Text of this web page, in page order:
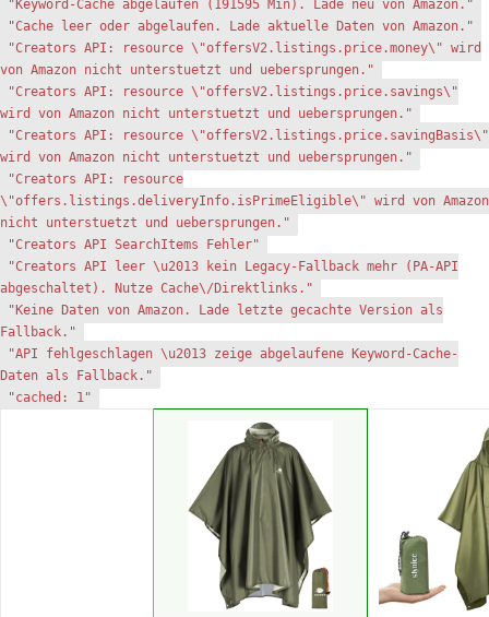
"Keyword-Cache abgelaufen (191595 Min). Lade neu von Amazon."
"Cache leer oder abgelaufen. Lade aktuelle Daten von Amazon."
"Creators API: resource \"offersV2.listings.price.money\" wird
von Amazon nicht unterstuetzt und uebersprungen."
"Creators API: resource \"offersV2.listings.price.savings\"
wird von Amazon nicht unterstuetzt und uebersprungen."
"Creators API: resource \"offersV2.listings.price.savingBasis\"
wird von Amazon nicht unterstuetzt und uebersprungen."
"Creators API: resource
\"offers.listings.deliveryInfo.isPrimeEligible\" wird von Amazon
nicht unterstuetzt und uebersprungen."
"Creators API SearchItems Fehler"
"Creators API leer \u2013 kein Legacy-Fallback mehr (PA-API
abgeschaltet). Nutze Cache\/Direktlinks."
"Keine Daten von Amazon. Lade letzte gecachte Version als
Fallback."
"API fehlgeschlagen \u2013 zeige abgelaufene Keyword-Cache-
Daten als Fallback."
"cached: 1"